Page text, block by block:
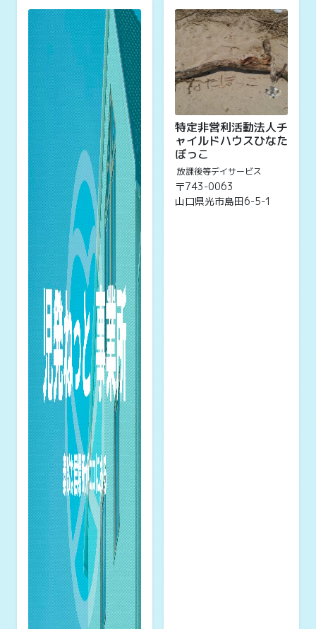
特定非営利活動法人チ
ャイルドハウスひなた
ぼっこ
放課後等デイサービス
〒743-0063
山口県光市島田6-5-1